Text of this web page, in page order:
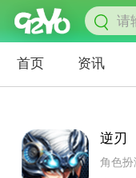
首页 资讯
逆刃
角色扮